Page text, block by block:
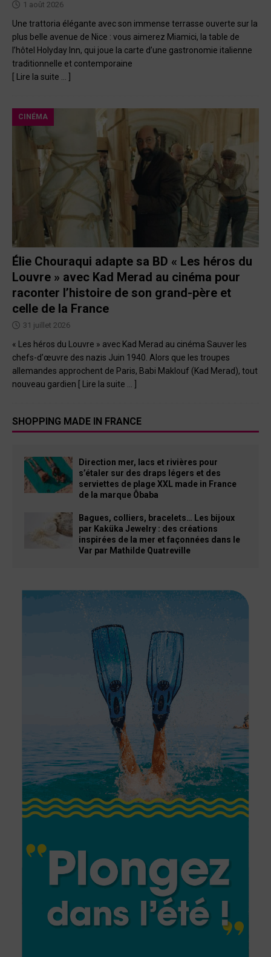
1 août 2026
Une trattoria élégante avec son immense terrasse ouverte sur la
plus belle avenue de Nice : vous aimerez Miamici, la table de
l’hôtel Holyday Inn, qui joue la carte d’une gastronomie italienne
traditionnelle et contemporaine
[ Lire la suite … ]
CINÉMA
Élie Chouraqui adapte sa BD « Les héros du
Louvre » avec Kad Merad au cinéma pour
raconter l’histoire de son grand-père et
celle de la France
31 juillet 2026
« Les héros du Louvre » avec Kad Merad au cinéma Sauver les
chefs-d’œuvre des nazis Juin 1940. Alors que les troupes
allemandes approchent de Paris, Babi Maklouf (Kad Merad), tout
nouveau gardien [ Lire la suite … ]
SHOPPING MADE IN FRANCE
Direction mer, lacs et rivières pour
s’étaler sur des draps légers et des
serviettes de plage XXL made in France
de la marque Ôbaba
Bagues, colliers, bracelets… Les bijoux
par Kaküka Jewelry : des créations
inspirées de la mer et façonnées dans le
Var par Mathilde Quatreville